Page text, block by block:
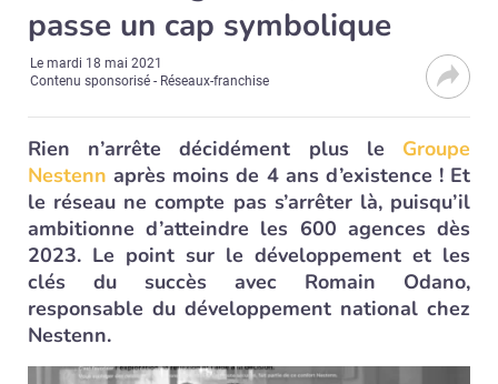
passe un cap symbolique
Lemardi 18 mai 2021
Contenu sponsorisé - Réseaux-franchise
Rien n’arrête décidément plus le Groupe
Nestenn après moins de 4 ans d’existence ! Et
le réseau ne compte pas s’arrêter là, puisqu’il
ambitionne d’atteindre les 600 agences dès
2023. Le point sur le développement et les
clés du succès avec Romain Odano,
responsable du développement national chez
Nestenn.